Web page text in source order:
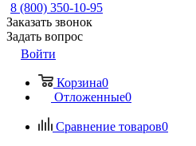
8 (800) 350-10-95
Заказать звонок
Задать вопрос
Войти
Корзина0
Отложенные0
Сравнение товаров0